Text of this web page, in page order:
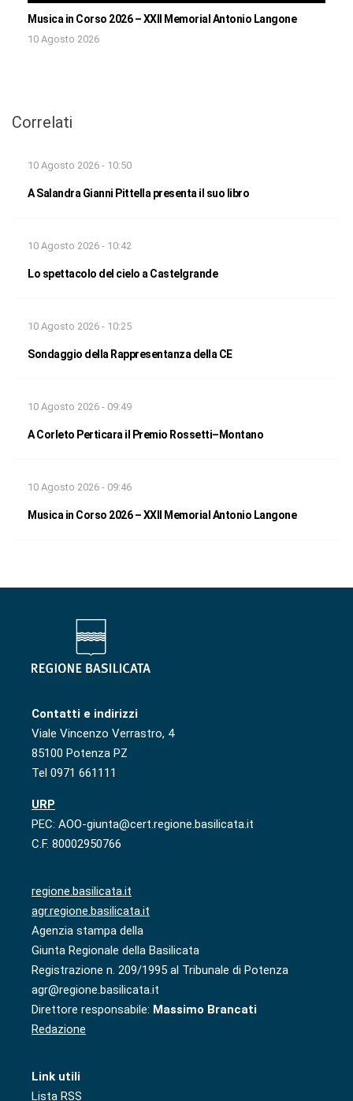
Musica in Corso 2026 – XXII Memorial Antonio Langone
10 Agosto 2026
Correlati
10 Agosto 2026 - 10:50
A Salandra Gianni Pittella presenta il suo libro
10 Agosto 2026 - 10:42
Lo spettacolo del cielo a Castelgrande
10 Agosto 2026 - 10:25
Sondaggio della Rappresentanza della CE
10 Agosto 2026 - 09:49
A Corleto Perticara il Premio Rossetti–Montano
10 Agosto 2026 - 09:46
Musica in Corso 2026 – XXII Memorial Antonio Langone
Contatti e indirizzi
Viale Vincenzo Verrastro, 4
85100 Potenza PZ
Tel 0971 661111
URP
PEC: AOO-giunta@cert.regione.basilicata.it
C.F. 80002950766
regione.basilicata.it
agr.regione.basilicata.it
Agenzia stampa della
Giunta Regionale della Basilicata
Registrazione n. 209/1995 al Tribunale di Potenza
agr@regione.basilicata.it
Direttore responsabile: Massimo Brancati
Redazione
Link utili
Lista RSS